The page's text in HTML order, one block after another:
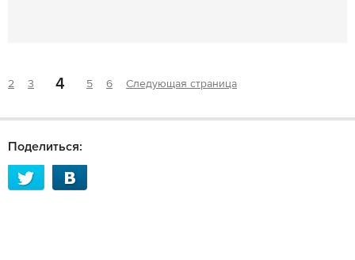
2 3 4 5 6 Следующая страница
Поделиться: